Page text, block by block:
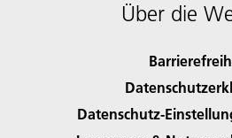
Über die
Datenschutz-